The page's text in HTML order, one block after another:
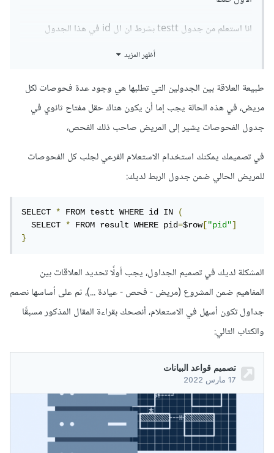
انا استعلم من جدول testt بشرط ان ال id في هذا الجدول
أظهر المزيد
طبيعة العلاقة بين الجدولين التي تطلبها هي وجود عدة فحوصات لكل
مريض، في هذه الحالة يجب إما أن يكون هناك حقل مفتاح ثانوي في
جدول الفحوصات يشير إلى المريض صاحب ذلك الفحص،
في تصميمك يمكنك استخدام الاستعلام الفرعي لجلب كل الفحوصات
للمريض الحالي ضمن جدول الربط لديك:
SELECT * FROM testt WHERE id IN (
  SELECT
* FROM result WHERE pid=$row["pid"]
}
المشكلة لديك في تصميم الجداول، يجب أولًا تحديد العلاقات بين
المفاهيم ضمن المشروع (مريض - فحص - عيادة ...)، ثم على أساسها نصمم
جداول تكون أسهل في الاستعلام، أنصحك بقراءة المقال المذكور مسبقًا
والكتاب التالي: